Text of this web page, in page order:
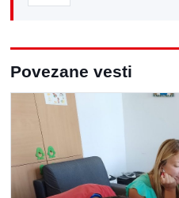
Povezane vesti